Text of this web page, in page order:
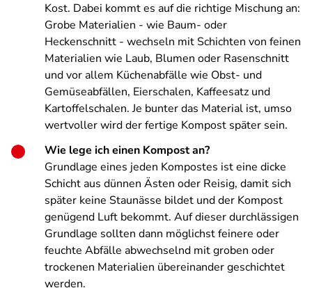
Kost. Dabei kommt es auf die richtige Mischung an:
Grobe Materialien - wie Baum- oder
Heckenschnitt - wechseln mit Schichten von feinen
Materialien wie Laub, Blumen oder Rasenschnitt
und vor allem Küchenabfälle wie Obst- und
Gemüseabfällen, Eierschalen, Kaffeesatz und
Kartoffelschalen. Je bunter das Material ist, umso
wertvoller wird der fertige Kompost später sein.
Wie lege ich einen Kompost an?
Grundlage eines jeden Kompostes ist eine dicke
Schicht aus dünnen Ästen oder Reisig, damit sich
später keine Staunässe bildet und der Kompost
genügend Luft bekommt. Auf dieser durchlässigen
Grundlage sollten dann möglichst feinere oder
feuchte Abfälle abwechselnd mit groben oder
trockenen Materialien übereinander geschichtet
werden.